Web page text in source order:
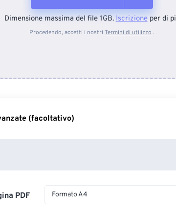
Dal dispositivo
Dimensione massima del file 1GB.Iscrizioneper di
Procedendo, accetti i nostri Termini di utilizzo .
(facoltativo)
PDF Formato A4